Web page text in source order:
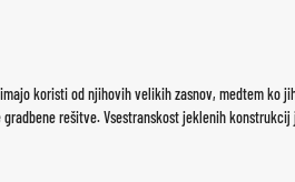
koristi od njihovih velikih zasnov, medtem ko
rešitve. Vsestranskost jeklenih